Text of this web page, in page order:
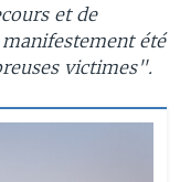
et de
été
victimes".